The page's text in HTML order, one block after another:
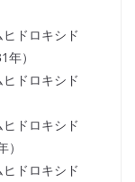
ドロキシド
）
ドロキシド
ドロキシド
ドロキシド